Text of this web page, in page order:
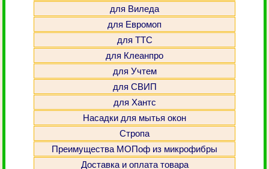
для Виледа
для Евромоп
для ТТС
для Клеанпро
для Учтем
для СВИП
для Хантс
Насадки для мытья окон
Стропа
Преимущества МОПоф из микрофибры
Доставка и оплата товара